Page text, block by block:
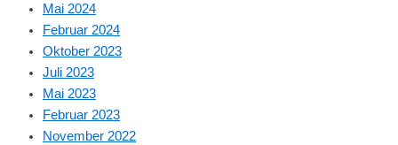
Mai 2024
Februar 2024
Oktober 2023
Juli 2023
Mai 2023
Februar 2023
November 2022